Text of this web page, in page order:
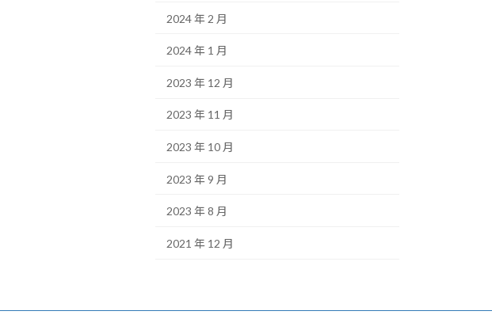
2024 年 2 月
2024 年 1 月
2023 年 12 月
2023 年 11 月
2023 年 10 月
2023 年 9 月
2023 年 8 月
2021 年 12 月